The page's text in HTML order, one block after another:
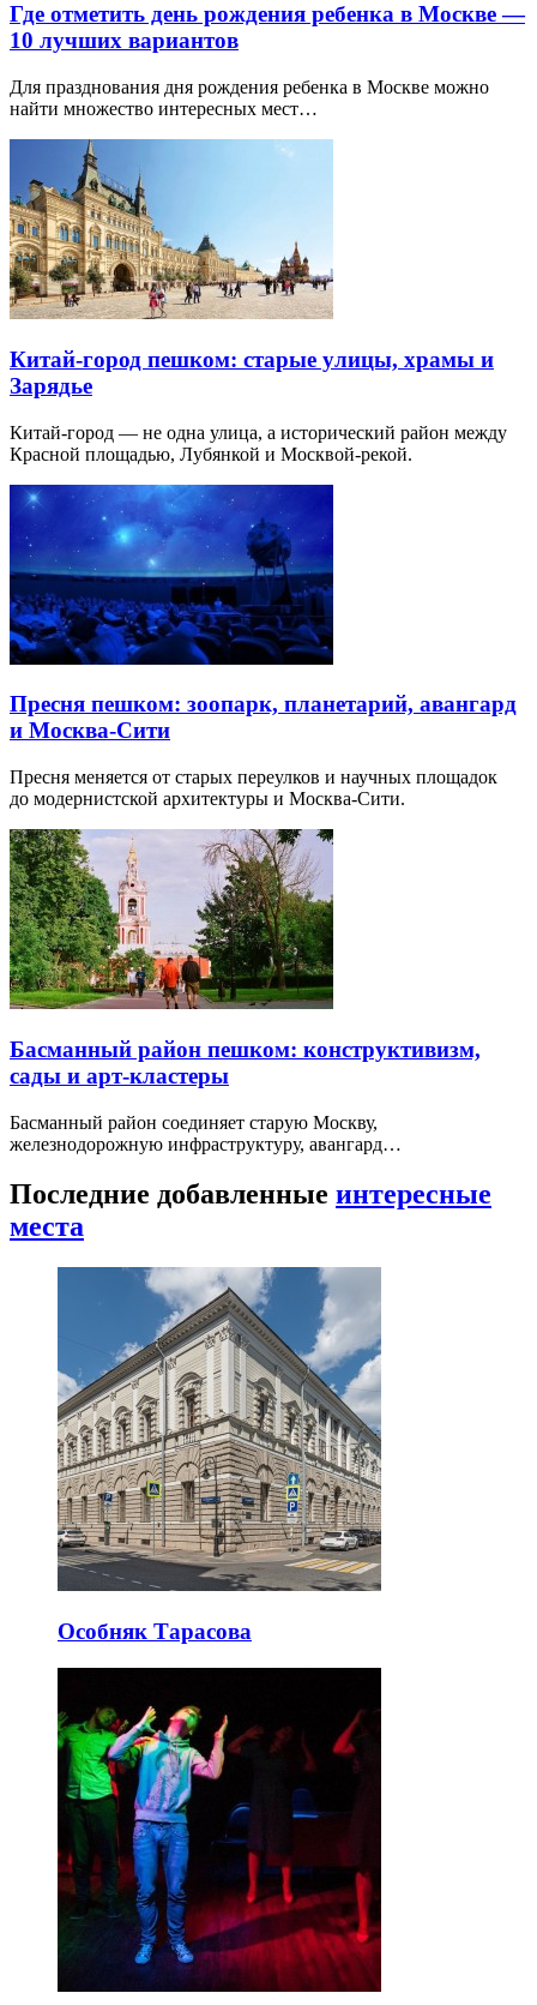
Где отметить день рождения ребенка в Москве —
10 лучших вариантов
Для празднования дня рождения ребенка в Москве можно
найти множество интересных мест…
Китай-город пешком: старые улицы, храмы и
Зарядье
Китай-город — не одна улица, а исторический район между
Красной площадью, Лубянкой и Москвой-рекой.
Пресня пешком: зоопарк, планетарий, авангард
и Москва-Сити
Пресня меняется от старых переулков и научных площадок
до модернистской архитектуры и Москва-Сити.
Басманный район пешком: конструктивизм,
сады и арт-кластеры
Басманный район соединяет старую Москву,
железнодорожную инфраструктуру, авангард…
Последние добавленные интересные
места
Особняк Тарасова